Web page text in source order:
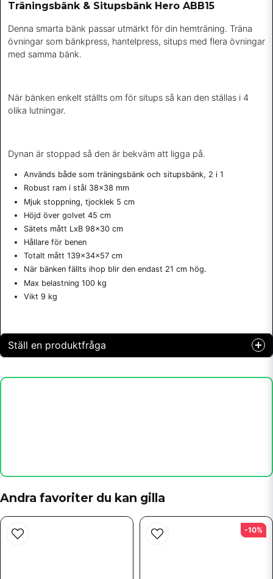
Träningsbänk & Situpsbänk Hero ABB15
Denna smarta bänk passar utmärkt för din hemträning. Träna
övningar som bänkpress, hantelpress, situps med flera övningar
med samma bänk.
När bänken enkelt ställts om för situps så kan den ställas i 4
olika lutningar.
Dynan är stoppad så den är bekväm att ligga på.
Används både som träningsbänk och situpsbänk, 2 i 1
Robust ram i stål 38x38 mm
Mjuk stoppning, tjocklek 5 cm
Höjd över golvet 45 cm
Sätets mått LxB 98x30 cm
Hållare för benen
Totalt mått 139x34x57 cm
När bänken fällts ihop blir den endast 21 cm hög.
Max belastning 100 kg
Vikt 9 kg
Ställ en produktfråga
Fråga oss något om denna produkten...
Mejladress
Andra favoriter du kan gilla
-10%